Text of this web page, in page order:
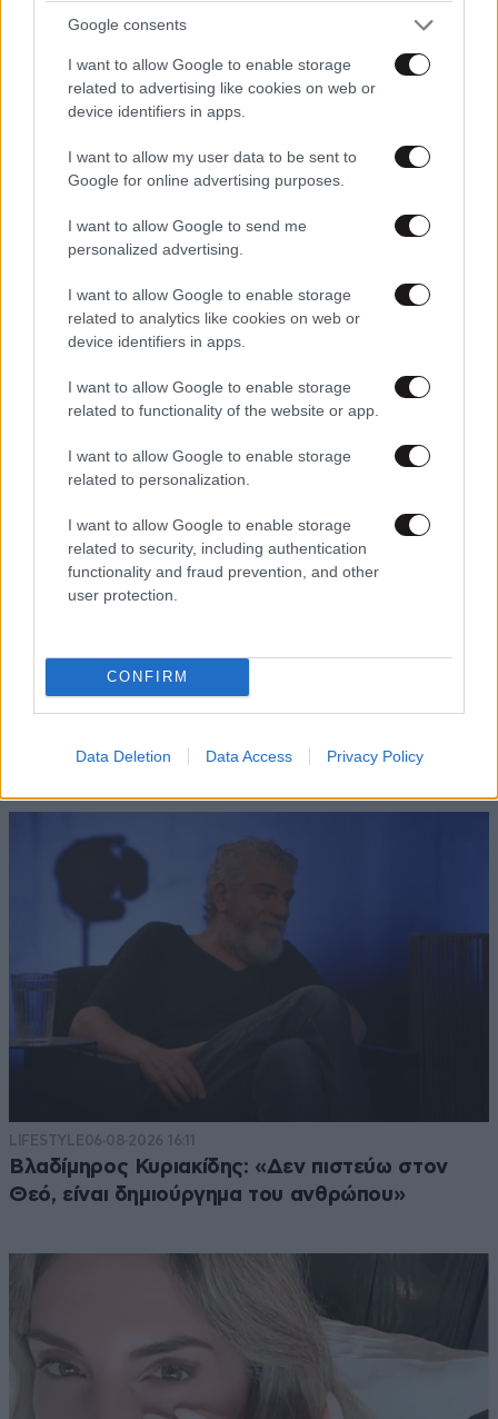
Google consents
I want to allow Google to enable storage
related to advertising like cookies on web or
device identifiers in apps.
I want to allow my user data to be sent to
Google for online advertising purposes.
I want to allow Google to send me
personalized advertising.
I want to allow Google to enable storage
related to analytics like cookies on web or
device identifiers in apps.
I want to allow Google to enable storage
related to functionality of the website or app.
I want to allow Google to enable storage
related to personalization.
I want to allow Google to enable storage
related to security, including authentication
functionality and fraud prevention, and other
user protection.
CONFIRM
Data Deletion Data Access Privacy Policy
LIFESTYLE06·08·2026 16:11
Βλαδίμηρος Κυριακίδης: «Δεν πιστεύω στον
Θεό, είναι δημιούργημα του ανθρώπου»